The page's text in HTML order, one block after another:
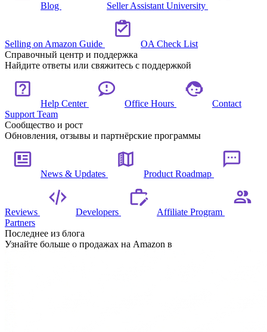
Blog Seller Assistant University
Selling on Amazon Guide
OA Check List
Справочный центр и поддержка
Найдите ответы или свяжитесь с поддержкой
Help Center Office Hours
Contact
Support Team
Сообщество и рост
Обновления, отзывы и партнёрские программы
News & Updates Product Roadmap
Reviews Developers
Affiliate Program
Partners
Последнее из блога
Узнайте больше о продажах на Amazon в